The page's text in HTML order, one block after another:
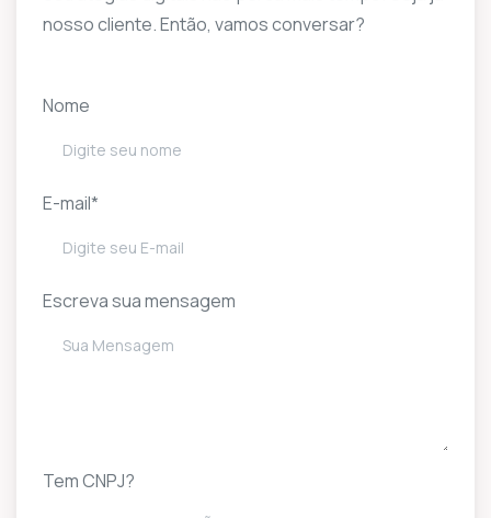
nosso cliente. Então, vamos conversar?
Nome
E-mail*
Escreva sua mensagem
Tem CNPJ?